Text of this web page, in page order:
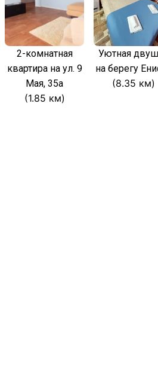
2-комнатная
квартира на ул. 9
Мая, 35а
(1.85 км)
Уютная
на берегу
(8.35 км)